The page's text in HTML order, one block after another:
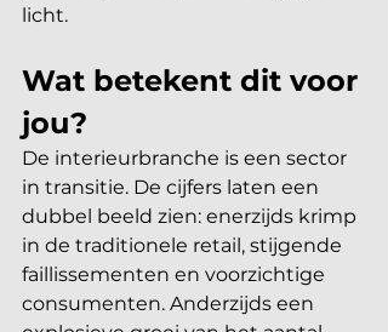
licht.
Wat betekent dit voor
jou?
De interieurbranche is een sector
in transitie. De cijfers laten een
dubbel beeld zien: enerzijds krimp
in de traditionele retail, stijgende
faillissementen en voorzichtige
consumenten. Anderzijds een